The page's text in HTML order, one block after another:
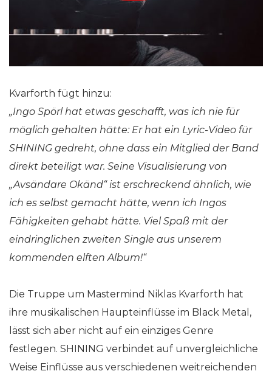
Kvarforth fügt hinzu:
„Ingo Spörl hat etwas geschafft, was ich nie für
möglich gehalten hätte: Er hat ein Lyric-Video für
SHINING gedreht, ohne dass ein Mitglied der Band
direkt beteiligt war. Seine Visualisierung von
„Avsändare Okänd“ ist erschreckend ähnlich, wie
ich es selbst gemacht hätte, wenn ich Ingos
Fähigkeiten gehabt hätte. Viel Spaß mit der
eindringlichen zweiten Single aus unserem
kommenden elften Album!“
Die Truppe um Mastermind Niklas Kvarforth hat
ihre musikalischen Haupteinflüsse im Black Metal,
lässt sich aber nicht auf ein einziges Genre
festlegen. SHINING verbindet auf unvergleichliche
Weise Einflüsse aus verschiedenen weitreichenden